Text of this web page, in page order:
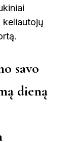
keliautojų
savo
dieną